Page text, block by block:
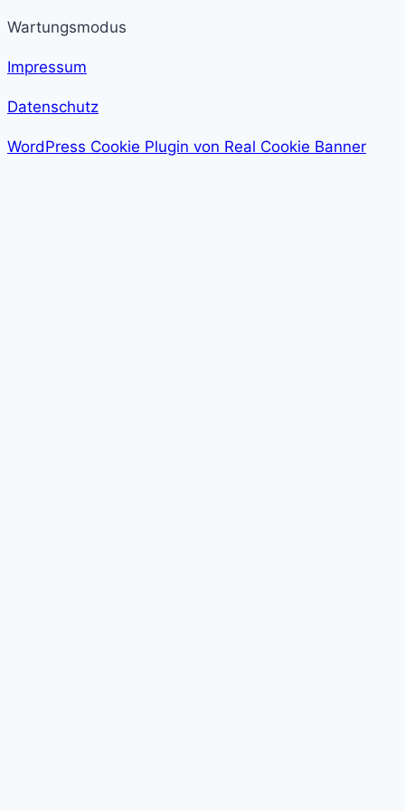
Wartungsmodus
Impressum
Datenschutz
WordPress Cookie Plugin von Real Cookie Banner